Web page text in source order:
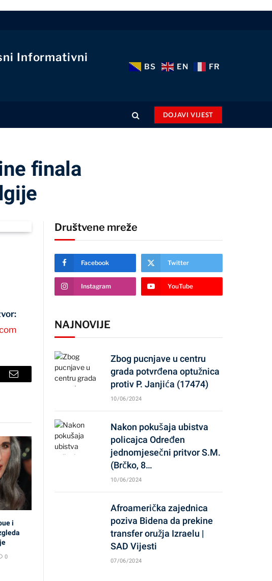
Informativni
BS EN FR
DOJAVI VIJEST
finala
Email
i
0
Društvene mreže
Facebook Twitter
Instagram YouTube
NAJNOVIJE
Zbog pucnjave u centru
grada potvrđena optužnica
protiv P. Janjića (17474)
10/06/2024
Nakon pokušaja ubistva
policajca Određen
jednomjesečni pritvor S.M.
(Brčko, 8…
10/06/2024
Afroamerička zajednica
poziva Bidena da prekine
transfer oružja Izraelu |
SAD Vijesti
07/06/2024